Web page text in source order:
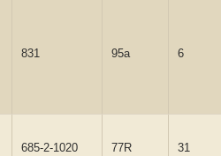
831 95a 6
685-2-1020 77R 31